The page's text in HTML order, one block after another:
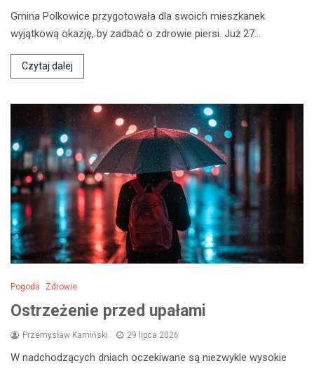
Gmina Polkowice przygotowała dla swoich mieszkanek
wyjątkową okazję, by zadbać o zdrowie piersi. Już 27…
Czytaj dalej
Pogoda Zdrowie
Ostrzeżenie przed upałami
Przemysław Kamiński 29 lipca 2026
W nadchodzących dniach oczekiwane są niezwykle wysokie